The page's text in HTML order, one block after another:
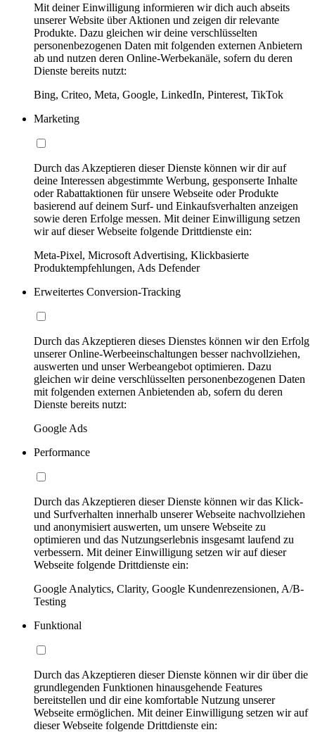
Mit deiner Einwilligung informieren wir dich auch abseits
unserer Website über Aktionen und zeigen dir relevante
Produkte. Dazu gleichen wir deine verschlüsselten
personenbezogenen Daten mit folgenden externen Anbietern
ab und nutzen deren Online-Werbekanäle, sofern du deren
Dienste bereits nutzt:
Bing, Criteo, Meta, Google, LinkedIn, Pinterest, TikTok
Marketing
Durch das Akzeptieren dieser Dienste können wir dir auf
deine Interessen abgestimmte Werbung, gesponserte Inhalte
oder Rabattaktionen für unsere Webseite oder Produkte
basierend auf deinem Surf- und Einkaufsverhalten anzeigen
sowie deren Erfolge messen. Mit deiner Einwilligung setzen
wir auf dieser Webseite folgende Drittdienste ein:
Meta-Pixel, Microsoft Advertising, Klickbasierte
Produktempfehlungen, Ads Defender
Erweitertes Conversion-Tracking
Durch das Akzeptieren dieses Dienstes können wir den Erfolg
unserer Online-Werbeeinschaltungen besser nachvollziehen,
auswerten und unser Werbeangebot optimieren. Dazu
gleichen wir deine verschlüsselten personenbezogenen Daten
mit folgenden externen Anbietenden ab, sofern du deren
Dienste bereits nutzt:
Google Ads
Performance
Durch das Akzeptieren dieser Dienste können wir das Klick-
und Surfverhalten innerhalb unserer Webseite nachvollziehen
und anonymisiert auswerten, um unsere Webseite zu
optimieren und das Nutzungserlebnis insgesamt laufend zu
verbessern. Mit deiner Einwilligung setzen wir auf dieser
Webseite folgende Drittdienste ein:
Google Analytics, Clarity, Google Kundenrezensionen, A/B-
Testing
Funktional
Durch das Akzeptieren dieser Dienste können wir dir über die
grundlegenden Funktionen hinausgehende Features
bereitstellen und dir eine komfortable Nutzung unserer
Webseite ermöglichen. Mit deiner Einwilligung setzen wir auf
dieser Webseite folgende Drittdienste ein: